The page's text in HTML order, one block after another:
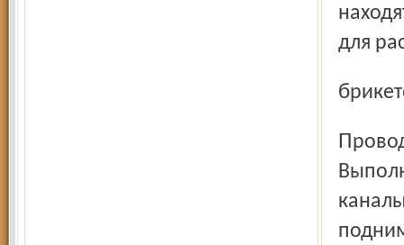
для
Проводится большая работа по рекультивации полигона.